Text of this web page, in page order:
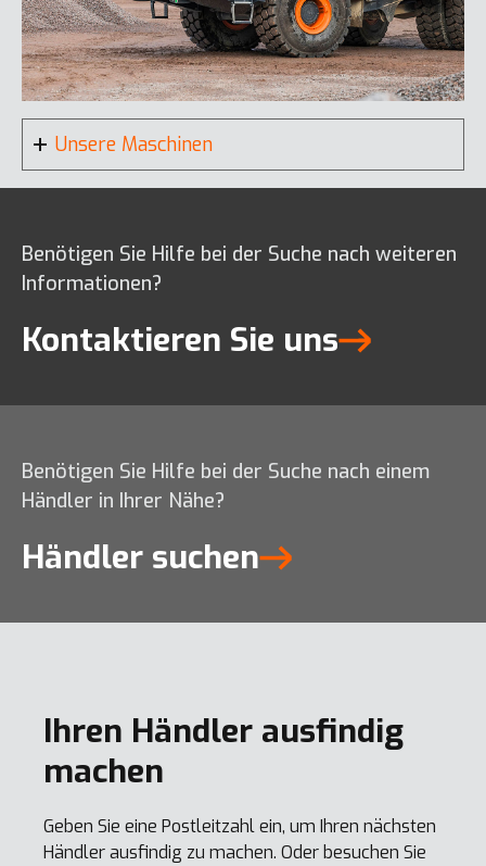
Unsere Maschinen
DA30-7
Benötigen Sie Hilfe bei der Suche nach weiteren
Informationen?
Kontaktieren Sie uns
Benötigen Sie Hilfe bei der Suche nach einem
Händler in Ihrer Nähe?
Händler suchen
Ihren Händler ausfindig
machen
Geben Sie eine Postleitzahl ein, um Ihren nächsten
Händler ausfindig zu machen. Oder besuchen Sie